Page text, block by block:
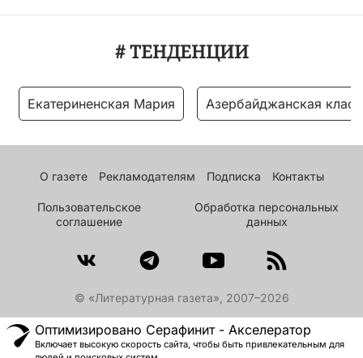
# ТЕНДЕНЦИИ
Екатериненская Мария Азербайджанская
О газете Рекламодателям Подписка Контакты
Пользовательское
соглашение
Обработка персональных
данных
© «Литературная газета», 2007–2026
Оптимизировано Серафинит - Акселератор
Включает высокую скорость сайта, чтобы быть привлекательным для